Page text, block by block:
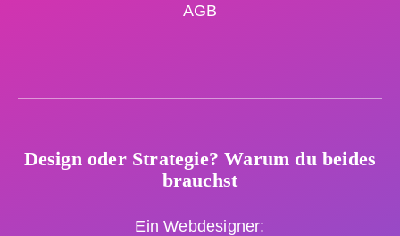
AGB
Design oder Strategie? Warum du beides
brauchst
Ein Webdesigner: